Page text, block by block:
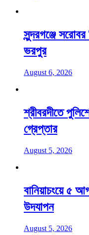
সুন্দরগঞ্জে
ভরপুর
August 6, 2026
শ্রীবরদীতে
গ্রেপ্তার
August 5, 2026
বানিয়াচংয়ে ৫
উদযাপন
August 5, 2026